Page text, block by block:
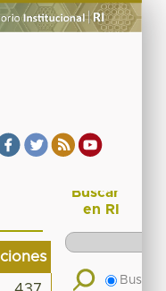
Buscar
en RI
Buscar